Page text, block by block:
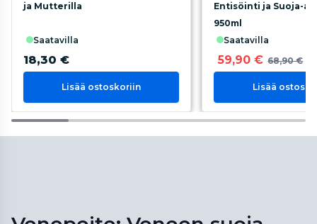
ja Mutterilla
saatavilla
18,30 €
Lisää ostoskoriin
Entisöinti ja Suoja-
950ml
saatavilla
59,90 € 68,90 €
Lisää